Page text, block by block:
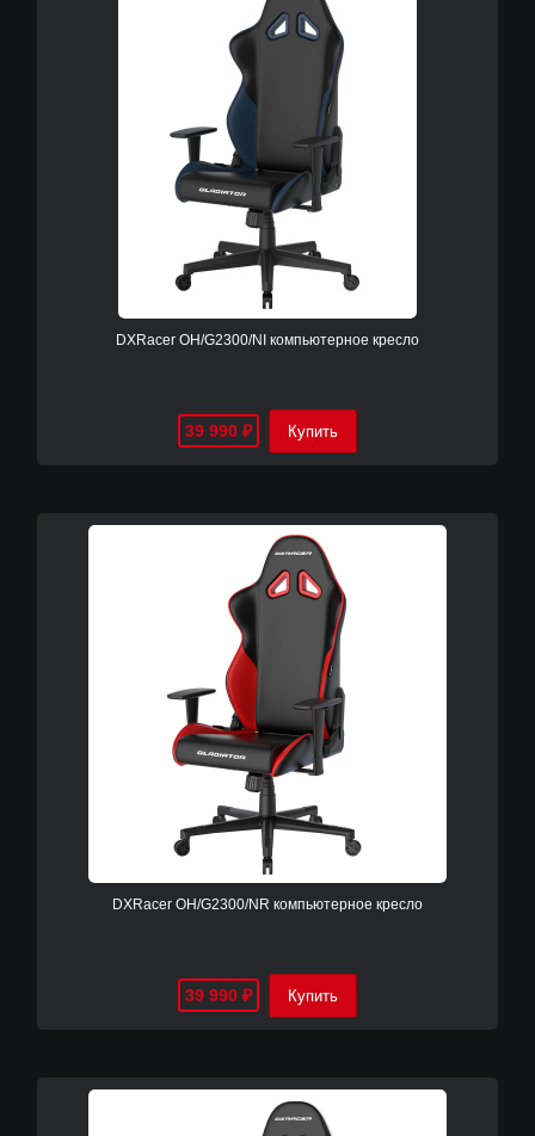
DXRacer OH/G2300/NI компьютерное кресло
39 990 ₽
DXRacer OH/G2300/NR компьютерное кресло
39 990 ₽